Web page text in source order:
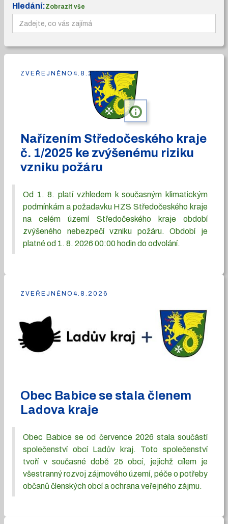
Hledání:Zobrazit vše
info
Nařízením Středočeského kraje
č. 1/2025 ke zvýšenému riziku
vzniku požáru
Od 1. 8. platí vzhledem k současným klimatickým
podmínkám a požadavku HZS Středočeského kraje
na celém území Středočeského kraje období
zvýšeného nebezpečí vzniku požáru. Období je
platné od 1. 8. 2026 00:00 hodin do odvolání.
ZVEŘEJNĚNO 4.8.2026
Obec Babice se stala členem
Ladova kraje
Obec Babice se od července 2026 stala součástí
společenství obcí Ladův kraj. Toto společenství
tvoří v současné době 25 obcí, jejichž cílem je
všestranný rozvoj zájmového území, péče o potřeby
občanů členských obcí a ochrana veřejného zájmu.
ZVEŘEJNĚNO 4.8.2026